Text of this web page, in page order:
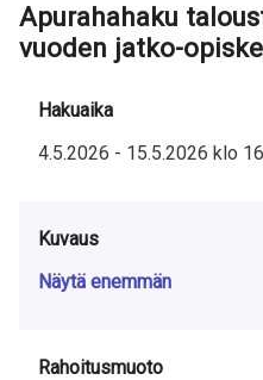
Apurahahaku
vuoden jatko-
Hakuaika
4.5.2026 - 15.5.2026 klo
Kuvaus
Näytä enemmän
Rahoitusmuoto